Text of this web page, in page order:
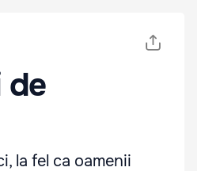
de
la fel ca oamenii